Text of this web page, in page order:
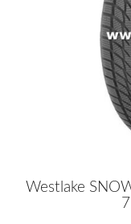
Westlake